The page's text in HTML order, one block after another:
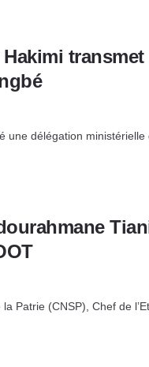
délégation ministérielle
Patrie (CNSP), Chef de